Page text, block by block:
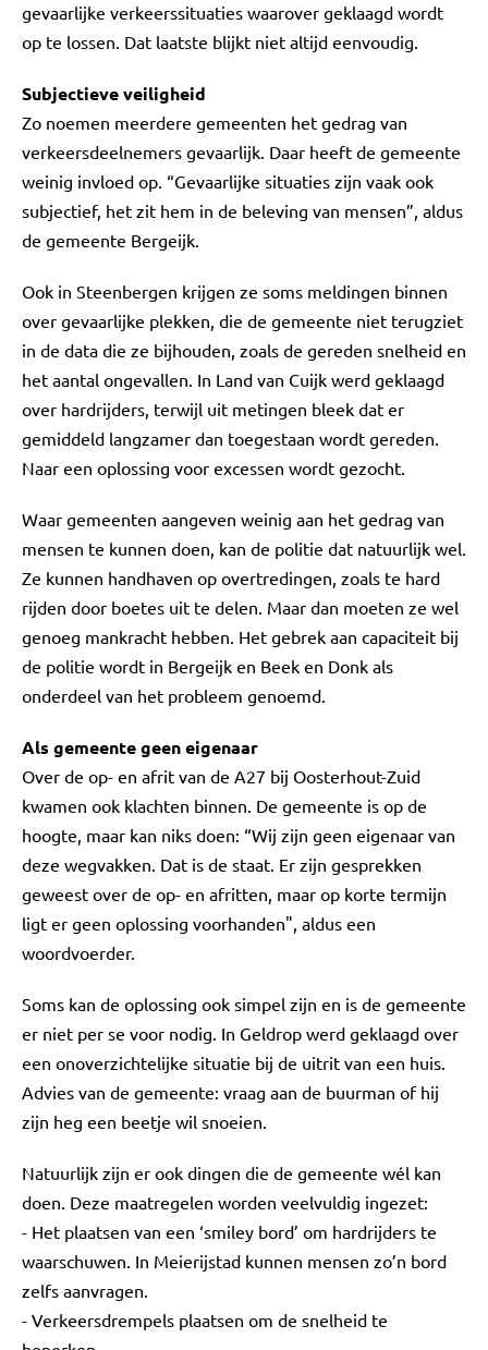
gevaarlijke verkeerssituaties waarover geklaagd wordt
op te lossen. Dat laatste blijkt niet altijd eenvoudig.
Subjectieve veiligheid
Zo noemen meerdere gemeenten het gedrag van
verkeersdeelnemers gevaarlijk. Daar heeft de gemeente
weinig invloed op. “Gevaarlijke situaties zijn vaak ook
subjectief, het zit hem in de beleving van mensen”, aldus
de gemeente Bergeijk.
Ook in Steenbergen krijgen ze soms meldingen binnen
over gevaarlijke plekken, die de gemeente niet terugziet
in de data die ze bijhouden, zoals de gereden snelheid en
het aantal ongevallen. In Land van Cuijk werd geklaagd
over hardrijders, terwijl uit metingen bleek dat er
gemiddeld langzamer dan toegestaan wordt gereden.
Naar een oplossing voor excessen wordt gezocht.
Waar gemeenten aangeven weinig aan het gedrag van
mensen te kunnen doen, kan de politie dat natuurlijk wel.
Ze kunnen handhaven op overtredingen, zoals te hard
rijden door boetes uit te delen. Maar dan moeten ze wel
genoeg mankracht hebben. Het gebrek aan capaciteit bij
de politie wordt in Bergeijk en Beek en Donk als
onderdeel van het probleem genoemd.
Als gemeente geen eigenaar
Over de op- en afrit van de A27 bij Oosterhout-Zuid
kwamen ook klachten binnen. De gemeente is op de
hoogte, maar kan niks doen: “Wij zijn geen eigenaar van
deze wegvakken. Dat is de staat. Er zijn gesprekken
geweest over de op- en afritten, maar op korte termijn
ligt er geen oplossing voorhanden", aldus een
woordvoerder.
Soms kan de oplossing ook simpel zijn en is de gemeente
er niet per se voor nodig. In Geldrop werd geklaagd over
een onoverzichtelijke situatie bij de uitrit van een huis.
Advies van de gemeente: vraag aan de buurman of hij
zijn heg een beetje wil snoeien.
Natuurlijk zijn er ook dingen die de gemeente wél kan
doen. Deze maatregelen worden veelvuldig ingezet:
- Het plaatsen van een ‘smiley bord’ om hardrijders te
waarschuwen. In Meierijstad kunnen mensen zo’n bord
zelfs aanvragen.
- Verkeersdrempels plaatsen om de snelheid te